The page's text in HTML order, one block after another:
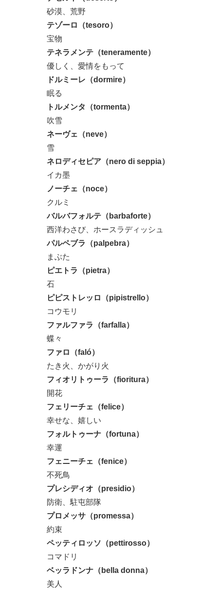
砂漠、荒野
テゾーロ（tesoro）
宝物
テネラメンテ（teneramente）
優しく、愛情をもって
ドルミーレ（dormire）
眠る
トルメンタ（tormenta）
吹雪
ネーヴェ（neve）
雪
ネロディセピア（nero di seppia）
イカ墨
ノーチェ（noce）
クルミ
バルバフォルテ（barbaforte）
西洋わさび、ホースラディッシュ
パルペブラ（palpebra）
まぶた
ピエトラ（pietra）
石
ピピストレッロ（pipistrello）
コウモリ
ファルファラ（farfalla）
蝶々
ファロ（faló）
たき火、かがり火
フィオリトゥーラ（fioritura）
開花
フェリーチェ（felice）
幸せな、嬉しい
フォルトゥーナ（fortuna）
幸運
フェニーチェ（fenice）
不死鳥
プレシディオ（presidio）
防衛、駐屯部隊
プロメッサ（promessa）
約束
ペッティロッソ（pettirosso）
コマドリ
ベッラドンナ（bella donna）
美人